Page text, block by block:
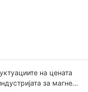
на цената
за магнети